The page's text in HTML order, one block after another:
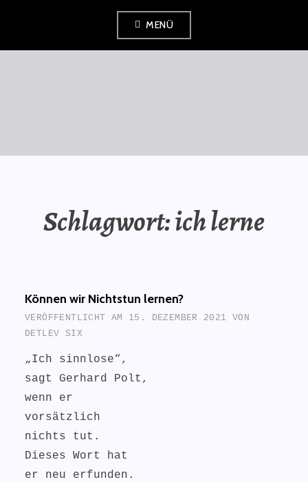
springen
MENÜ
Schlagwort:ich lerne
Können wir Nichtstun lernen?
VERÖFFENTLICHT AM 15. DEZEMBER 2021
VON
DETLEV SIX
„Ich sinnlose“,
sagt Gerhard Polt,
wenn er
vorsätzlich
nichts tut.
Dieses Wort hat
er neu erfunden.